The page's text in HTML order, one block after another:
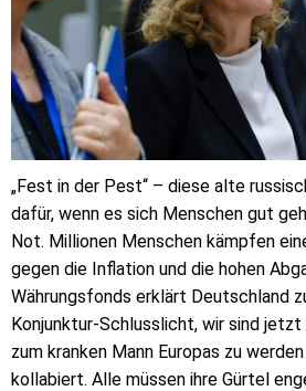
„Fest in der Pest“ – diese alte
dafür, wenn es sich Menschen gut
Not. Millionen Menschen kämpfen
gegen die Inflation und die hohen
Währungsfonds erklärt Deutschland
Konjunktur-Schlusslicht, wir sind
zum kranken Mann Europas zu
kollabiert. Alle müssen ihre Gürtel